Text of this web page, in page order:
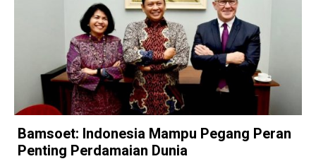
Bamsoet: Indonesia Mampu Pegang Peran
Penting Perdamaian Dunia